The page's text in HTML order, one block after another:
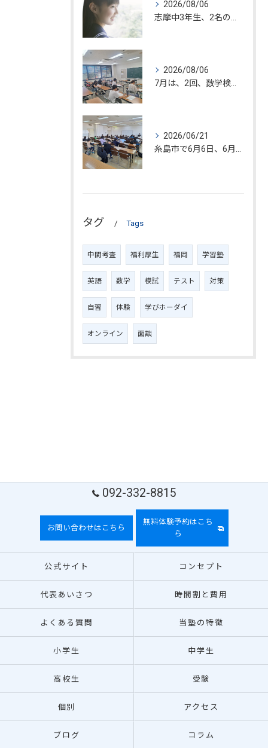
2026/08/06
2026/08/06
2026/06/21
タグ Tags
中間考査 福利厚生 福岡 学習塾
英語 数学 模試 テスト 対策
自習 体験 学びホーダイ
オンライン 面談
092-332-8815
お問い合わせはこちら
無料体験予約はこち
ら
公式サイト コンセプト
代表あいさつ 時間割と費用
よくある質問 当塾の特徴
小学生 中学生
高校生 受験
個別 アクセス
ブログ コラム